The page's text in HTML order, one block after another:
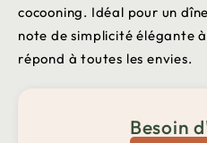
cocooning. Idéal pour un
note de simplicité élégante
répond à toutes les envies.
Besoin